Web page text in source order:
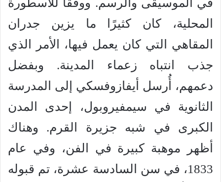
في الموسيقى والرسم. ووفقًا للأسطورة
المحلية، كان كثيرًا ما يزين جدران
المقاهي التي كان يعمل فيها، الأمر الذي
جذب انتباه زعماء المدينة. وبفضل
دعمهم، أُرسل أيفازوفسكي إلى المدرسة
الثانوية في سيمفيروبول، إحدى المدن
الكبرى في شبه جزيرة القرم. وهناك
أظهر موهبة كبيرة في الفن، وفي عام
1833، في سن السادسة عشرة، تم قبوله